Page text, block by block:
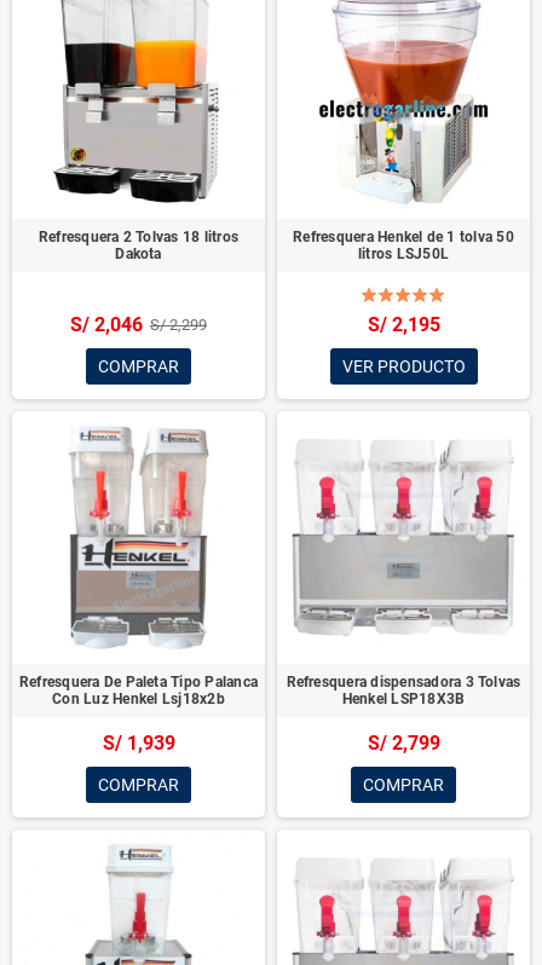
Refresquera 2 Tolvas 18 litros
Dakota
S/ 2,046 S/ 2,299
COMPRAR
Refresquera Henkel de 1 tolva 50
litros LSJ50L
S/ 2,195
VER PRODUCTO
Refresquera De Paleta Tipo Palanca
Con Luz Henkel Lsj18x2b
S/ 1,939
COMPRAR
Refresquera dispensadora 3 Tolvas
Henkel LSP18X3B
S/ 2,799
COMPRAR